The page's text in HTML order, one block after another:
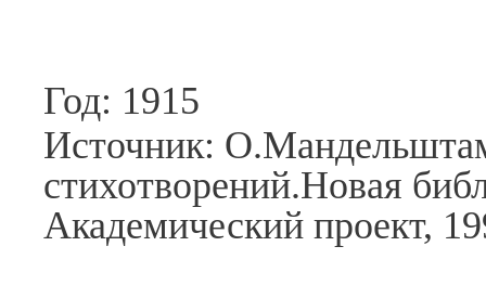
Год: 1915
Источник:
стихотворений.Новая
Академический проект,